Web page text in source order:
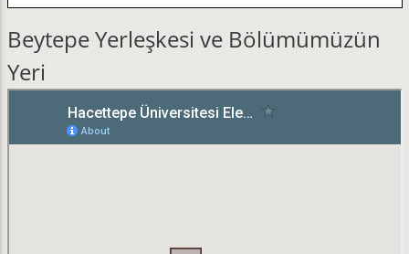
Beytepe Yerleşkesi ve Bölümümüzün
Yeri